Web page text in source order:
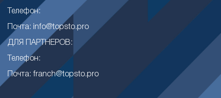
Телефон:
Почта: info@topsto.pro
ДЛЯ ПАРТНЕРОВ:
Телефон:
Почта: franch@topsto.pro